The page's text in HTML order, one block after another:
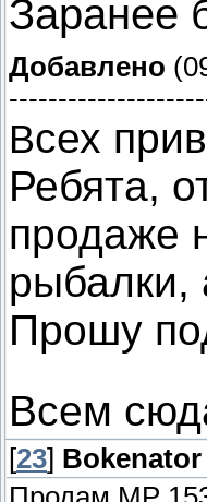
Заранее
Добавлено
Всех
Ребята,
продаже
рыбалки,
Прошу
Всем
[23] Bokenator